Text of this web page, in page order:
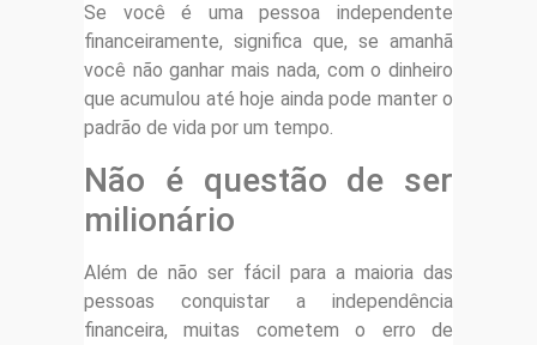
Se você é uma pessoa independente
financeiramente, significa que, se amanhã
você não ganhar mais nada, com o dinheiro
que acumulou até hoje ainda pode manter o
padrão de vida por um tempo.
Não é questão de ser
milionário
Além de não ser fácil para a maioria das
pessoas conquistar a independência
financeira, muitas cometem o erro de